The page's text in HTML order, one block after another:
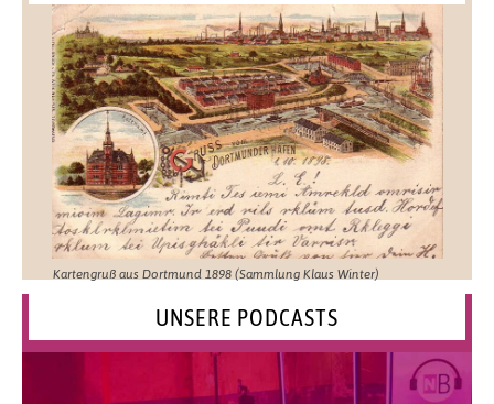
Kartengruß aus Dortmund 1898 (Sammlung Klaus Winter)
UNSERE PODCASTS